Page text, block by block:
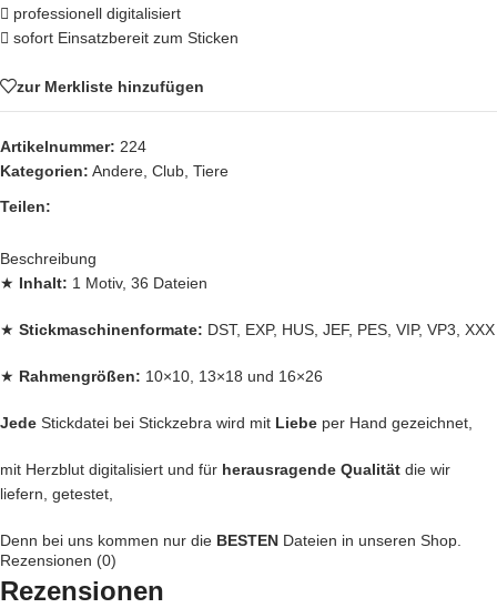
professionell digitalisiert
sofort Einsatzbereit zum Sticken
zur Merkliste hinzufügen
Artikelnummer: 224
Kategorien: Andere, Club, Tiere
Teilen:
Beschreibung
★ Inhalt: 1 Motiv, 36 Dateien
★ Stickmaschinenformate: DST, EXP, HUS, JEF, PES, VIP, VP3, XXX
★ Rahmengrößen: 10×10, 13×18 und 16×26
Jede Stickdatei bei Stickzebra wird mit Liebe per Hand gezeichnet,
mit Herzblut digitalisiert und für herausragende Qualität die wir
liefern, getestet,
Denn bei uns kommen nur die BESTEN Dateien in unseren Shop.
Du kannst mit unseren Stickdateien deine
Rezensionen (0)
Rezensionen